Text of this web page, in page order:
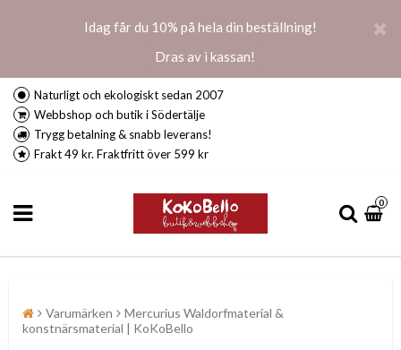
Idag får du 10% på hela din beställning!
Dras av i kassan!
Naturligt och ekologiskt sedan 2007
Webbshop och butik i Södertälje
Trygg betalning & snabb leverans!
Frakt 49 kr. Fraktfritt över 599 kr
0
Varumärken
Mercurius Waldorfmaterial &
konstnärsmaterial | KoKoBello